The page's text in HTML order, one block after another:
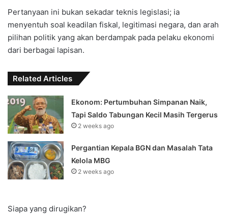
Pertanyaan ini bukan sekadar teknis legislasi; ia
menyentuh soal keadilan fiskal, legitimasi negara, dan arah
pilihan politik yang akan berdampak pada pelaku ekonomi
dari berbagai lapisan.
Related Articles
Ekonom: Pertumbuhan Simpanan Naik,
Tapi Saldo Tabungan Kecil Masih Tergerus
2 weeks ago
Pergantian Kepala BGN dan Masalah Tata
Kelola MBG
2 weeks ago
Siapa yang dirugikan?